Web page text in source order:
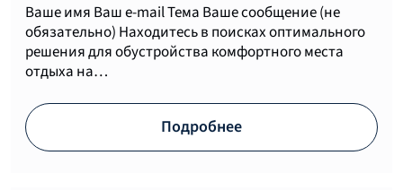
Ваше имя Ваш e-mail Тема Ваше сообщение (не
обязательно) Находитесь в поисках оптимального
решения для обустройства комфортного места
отдыха на…
Подробнее